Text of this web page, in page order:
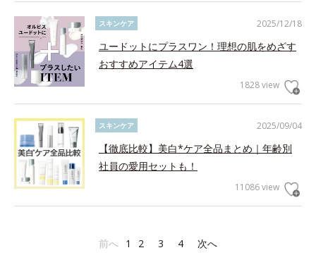
2025/12/18
スキンケア
ユードットにプラスワン！理想の肌をめざす
おすすめアイテム4選
1828 view
2025/09/04
スキンケア
【徹底比較】美白*ケア全品まとめ｜年齢別
社員の愛用セットも！
11086 view
前へ 1 2 3 4 次へ